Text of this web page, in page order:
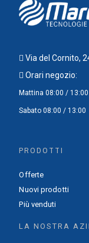
Via del Cornito,
Orari negozio:
Mattina 08:00 /
Sabato 08:00 / 13:00
PRODOTTI
Offerte
Nuovi prodotti
Più venduti
LA NOSTRA